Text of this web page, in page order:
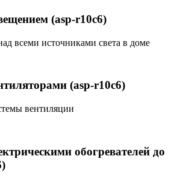
(asp-r10c6)
всеми источниками света в доме
(asp-r10c6)
вентиляции
обогревателей до